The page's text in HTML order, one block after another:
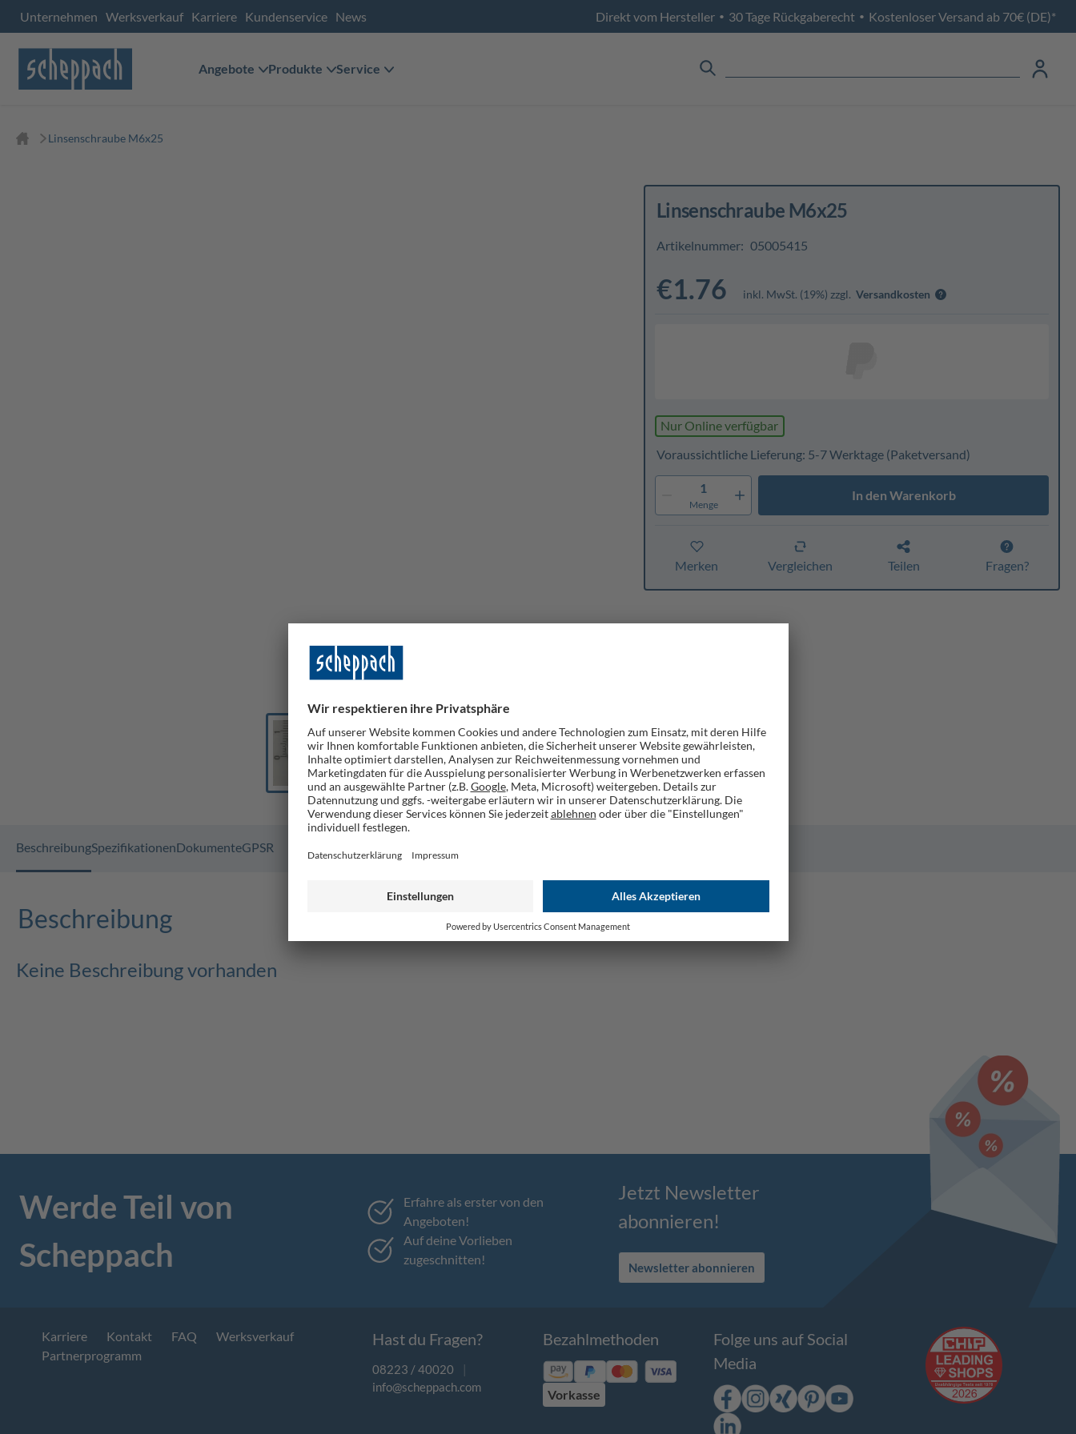
Unternehmen Werksverkauf Karriere Kundenservice News Direkt vom Hersteller • 30 Tage Rückgaberecht • Kostenloser Versand ab 70€ (DE)*
Angebote Produkte Service
Linsenschraube M6x25
Linsenschraube M6x25
Artikelnummer: 05005415
€1.76 inkl. MwSt. (19%) zzgl. Versandkosten
Nur Online verfügbar
Voraussichtliche Lieferung: 5-7 Werktage(Paketversand)
1
Menge
In den Warenkorb
Merken Vergleichen Teilen Fragen?
BeschreibungSpezifikationenDokumenteGPSR
Beschreibung
Keine Beschreibung vorhanden
Werde Teil von
Scheppach
Erfahre als erster von den
Angeboten!
Auf deine Vorlieben
zugeschnitten!
Jetzt Newsletter
abonnieren!
Newsletter abonnieren
Karriere Kontakt FAQ
Werksverkauf
Partnerprogramm
Hast du Fragen?
08223 / 40020
|
info@scheppach.com
Bezahlmethoden
Vorkasse
Folge uns auf Social
Media